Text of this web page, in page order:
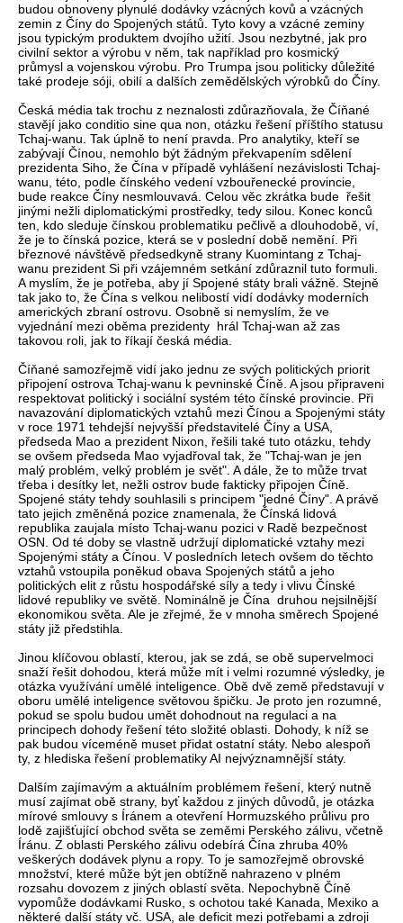
budou obnoveny plynulé dodávky vzácných kovů a vzácných
zemin z Číny do Spojených států. Tyto kovy a vzácné zeminy
jsou typickým produktem dvojího užití. Jsou nezbytné, jak pro
civilní sektor a výrobu v něm, tak například pro kosmický
průmysl a vojenskou výrobu. Pro Trumpa jsou politicky důležité
také prodeje sóji, obilí a dalších zemědělských výrobků do Číny.
Česká média tak trochu z neznalosti zdůrazňovala, že Číňané
stavějí jako conditio sine qua non, otázku řešení příštího statusu
Tchaj-wanu. Tak úplně to není pravda. Pro analytiky, kteří se
zabývají Čínou, nemohlo být žádným překvapením sdělení
prezidenta Siho, že Čína v případě vyhlášení nezávislosti Tchaj-
wanu, této, podle čínského vedení vzbouřenecké provincie,
bude reakce Číny nesmlouvavá. Celou věc zkrátka bude řešit
jinými nežli diplomatickými prostředky, tedy silou. Konec konců
ten, kdo sleduje čínskou problematiku pečlivě a dlouhodobě, ví,
že je to čínská pozice, která se v poslední době nemění. Při
březnové návštěvě předsedkyně strany Kuomintang z Tchaj-
wanu prezident Si při vzájemném setkání zdůraznil tuto formuli.
A myslím, že je potřeba, aby jí Spojené státy brali vážně. Stejně
tak jako to, že Čína s velkou nelibostí vidí dodávky moderních
amerických zbraní ostrovu. Osobně si nemyslím, že ve
vyjednání mezi oběma prezidenty hrál Tchaj-wan až zas
takovou roli, jak to říkají česká média.
Číňané samozřejmě vidí jako jednu ze svých politických priorit
připojení ostrova Tchaj-wanu k pevninské Číně. A jsou připraveni
respektovat politický i sociální systém této čínské provincie. Při
navazování diplomatických vztahů mezi Čínou a Spojenými státy
v roce 1971 tehdejší nejvyšší představitelé Číny a USA,
předseda Mao a prezident Nixon, řešili také tuto otázku, tehdy
se ovšem předseda Mao vyjadřoval tak, že "Tchaj-wan je jen
malý problém, velký problém je svět". A dále, že to může trvat
třeba i desítky let, nežli ostrov bude fakticky připojen Číně.
Spojené státy tehdy souhlasili s principem "jedné Číny". A právě
tato jejich změněná pozice znamenala, že Čínská lidová
republika zaujala místo Tchaj-wanu pozici v Radě bezpečnost
OSN. Od té doby se vlastně udržují diplomatické vztahy mezi
Spojenými státy a Čínou. V posledních letech ovšem do těchto
vztahů vstoupila poněkud obava Spojených států a jeho
politických elit z růstu hospodářské síly a tedy i vlivu Čínské
lidové republiky ve světě. Nominálně je Čína druhou nejsilnější
ekonomikou světa. Ale je zřejmé, že v mnoha směrech Spojené
státy již předstihla.
Jinou klíčovou oblastí, kterou, jak se zdá, se obě supervelmoci
snaží řešit dohodou, která může mít i velmi rozumné výsledky, je
otázka využívání umělé inteligence. Obě dvě země představují v
oboru umělé inteligence světovou špičku. Je proto jen rozumné,
pokud se spolu budou umět dohodnout na regulaci a na
principech dohody řešení této složité oblasti. Dohody, k níž se
pak budou víceméně muset přidat ostatní státy. Nebo alespoň
ty, z hlediska řešení problematiky AI nejvýznamnější státy.
Dalším zajímavým a aktuálním problémem řešení, který nutně
musí zajímat obě strany, byť každou z jiných důvodů, je otázka
mírové smlouvy s Íránem a otevření Hormuzského průlivu pro
lodě zajišťující obchod světa se zeměmi Perského zálivu, včetně
Íránu. Z oblasti Perského zálivu odebírá Čína zhruba 40%
veškerých dodávek plynu a ropy. To je samozřejmě obrovské
množství, které může být jen obtížně nahrazeno v plném
rozsahu dovozem z jiných oblastí světa. Nepochybně Číně
vypomůže dodávkami Rusko, s ochotou také Kanada, Mexiko a
některé další státy vč. USA, ale deficit mezi potřebami a zdroji